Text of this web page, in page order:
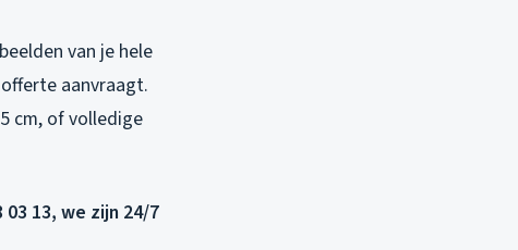
van je hele
aanvraagt.
cm, of volledige
13, we zijn 24/7